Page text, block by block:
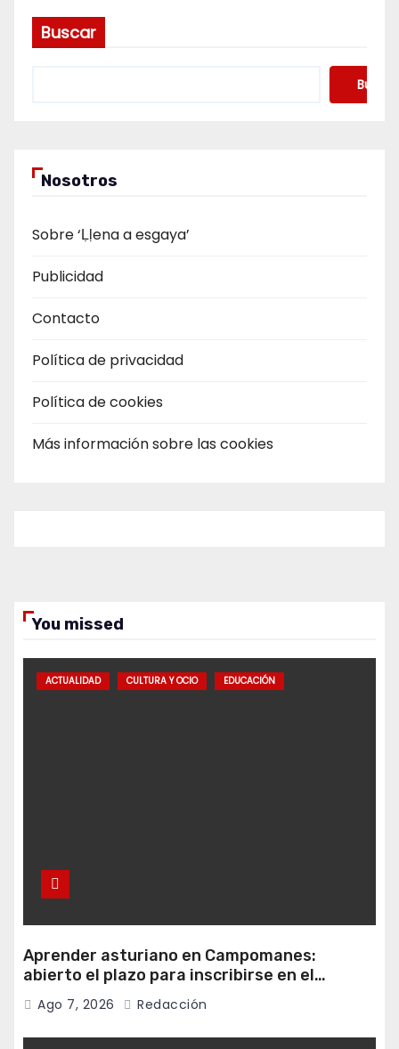
Buscar
Buscar
Nosotros
Sobre ‘Ḷḷena a esgaya’
Publicidad
Contacto
Política de privacidad
Política de cookies
Más información sobre las cookies
You missed
ACTUALIDAD CULTURA Y OCIO EDUCACIÓN
Aprender asturiano en Campomanes:
abierto el plazo para inscribirse en el
programa Falamos
Ago 7, 2026 Redacción